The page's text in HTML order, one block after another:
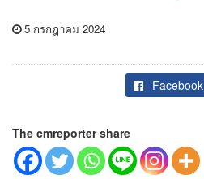
5 กรกฎาคม 2024
Facebook
The cmreporter share